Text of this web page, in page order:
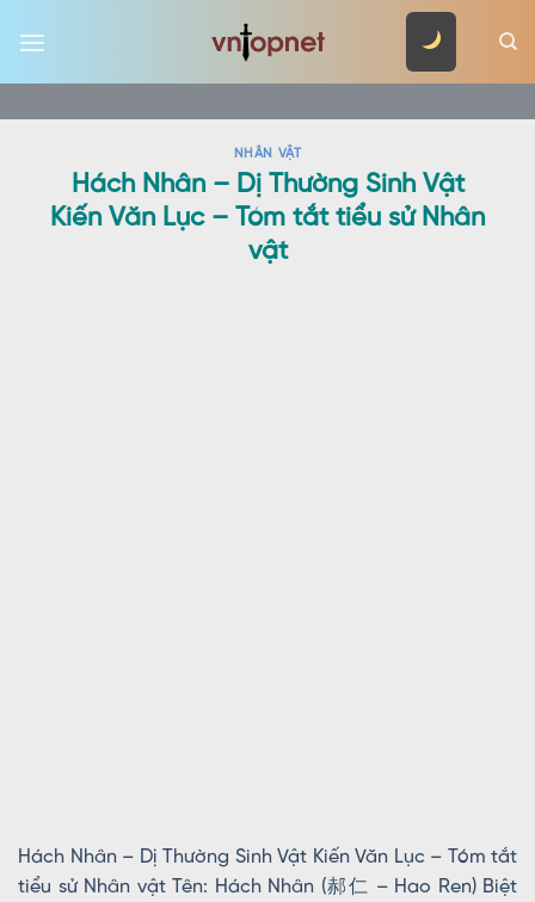
NHÂN VẬT
Hách Nhân – Dị Thường Sinh Vật
Kiến Văn Lục – Tóm tắt tiểu sử Nhân
vật
Hách Nhân – Dị Thường Sinh Vật Kiến Văn Lục – Tóm tắt
tiểu sử Nhân vật Tên: Hách Nhân (郝仁 – Hao Ren) Biệt